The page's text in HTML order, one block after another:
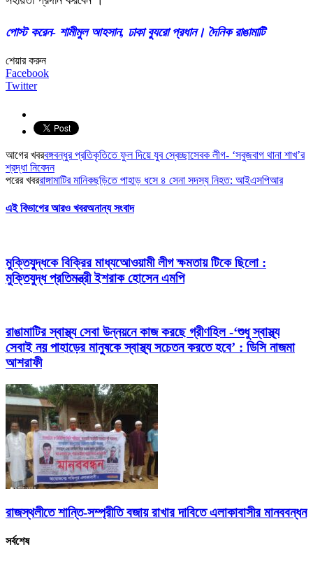
পোস্ট করেন- শামীমুল আহসান, ঢাকা ব্যুরো প্রধান। দৈনিক রাঙামাটি
শেয়ার করুন
Facebook
Twitter
আগের খবরবঙ্গবন্ধুর প্রতিকৃতিতে ফুল দিয়ে যুব স্বেচ্ছাসেবক লীগ- ‘সবুজবাগ থানা শাখ’র
শ্রদ্ধা নিবেদন
পরের খবররাঙ্গামাটির মানিকছড়িতে পাহাড় ধসে ৪ সেনা সদস্য নিহত: আইএসপিআর
এই বিভাগের আরও খবরঅনান্য সংবাদ
মুক্তিযুদ্ধকে বিক্রির মাধ্যআেওয়ামী লীগ ক্ষমতায় টিকে ছিলো :
মুক্তিযুদ্ধ প্রতিমন্ত্রী ইশরাক হোসেন এমপি
রাঙামাটির স্বাস্থ্য সেবা উন্নয়নে কাজ করছে গ্রীণহিল -‘শুধু স্বাস্থ্য
সেবাই নয় পাহাড়ের মানুষকে স্বাস্থ্য সচেতন করতে হবে’ : ডিসি নাজমা
আশরাফী
রাজস্থলীতে শান্তি-সম্প্রীতি বজায় রাখার দাবিতে এলাকাবাসীর মানববন্ধন
সর্বশেষ